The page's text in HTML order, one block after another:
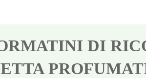
DI